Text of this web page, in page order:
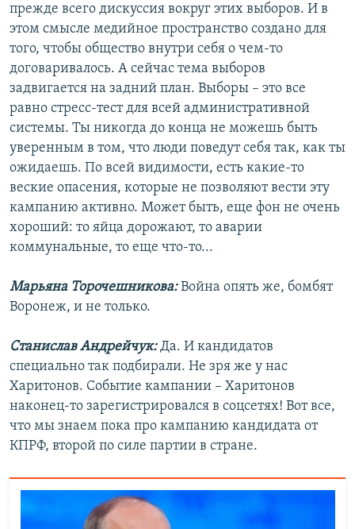
прежде всего дискуссия вокруг этих выборов. И в
этом смысле медийное пространство создано для
того, чтобы общество внутри себя о чем-то
договаривалось. А сейчас тема выборов
задвигается на задний план. Выборы – это все
равно стресс-тест для всей административной
системы. Ты никогда до конца не можешь быть
уверенным в том, что люди поведут себя так, как ты
ожидаешь. По всей видимости, есть какие-то
веские опасения, которые не позволяют вести эту
кампанию активно. Может быть, еще фон не очень
хороший: то яйца дорожают, то аварии
коммунальные, то еще что-то...
Марьяна Торочешникова:Война опять же, бомбят
Воронеж, и не только.
Станислав Андрейчук:Да. И кандидатов
специально так подбирали. Не зря же у нас
Харитонов. Событие кампании – Харитонов
наконец-то зарегистрировался в соцсетях! Вот все,
что мы знаем пока про кампанию кандидата от
КПРФ, второй по силе партии в стране.